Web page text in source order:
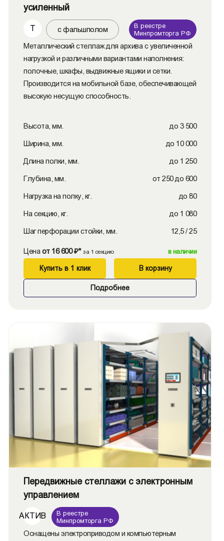
усиленный
Т с фальшполом
В реестре
Минпромторга РФ
Металлический стеллаж для архива с увеличенной
нагрузкой и различными вариантами наполнения:
полочные, шкафы, выдвижные ящики и сетки.
Производится на мобильной базе, обеспечивающей
высокую несущую способность.
Высота, мм. до 3 500
Ширина, мм. до 10 000
Длина полки, мм. до 1 250
Глубина, мм. от 250 до 600
Нагрузка на полку, кг. до 80
На секцию, кг. до 1 080
Шаг перфорации стойки, мм. 12,5 / 25
Цена от 16 600 ₽* за 1 секцию в наличии
Купить в 1 клик В корзину
Подробнее
Передвижные стеллажи с электронным
управлением
АКТИВ
В реестре
Минпромторга РФ
Оснащены электроприводом и компьютерным